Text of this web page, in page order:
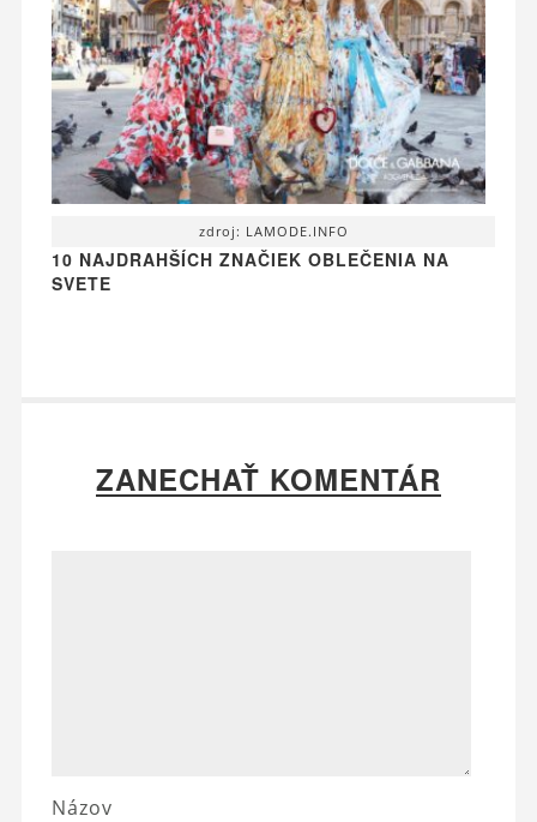
zdroj: LAMODE.INFO
10 NAJDRAHŠÍCH ZNAČIEK OBLEČENIA NA
SVETE
ZANECHAŤ KOMENTÁR
Názov